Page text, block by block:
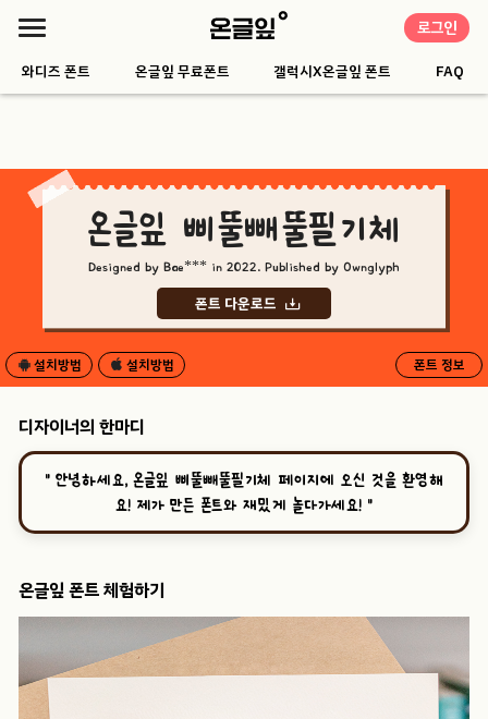
로그인
와디즈 폰트 온글잎 무료폰트 갤럭시X온글잎 폰트 FAQ
온글잎 삐뚤빼뚤필기체
Designed by Bae*** in 2022. Published by Ownglyph
폰트 다운로드
설치방법 설치방법 폰트 정보
디자이너의 한마디
“ 안녕하세요, 온글잎 삐뚤빼뚤필기체 페이지에 오신 것을 환영해
요! 제가 만든 폰트와 재밌게 놀다가세요! ”
온글잎 폰트 체험하기